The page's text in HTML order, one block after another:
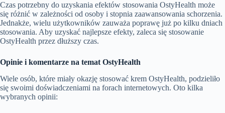
Czas potrzebny do uzyskania efektów stosowania OstyHealth może
się różnić w zależności od osoby i stopnia zaawansowania schorzenia.
Jednakże, wielu użytkowników zauważa poprawę już po kilku dniach
stosowania. Aby uzyskać najlepsze efekty, zaleca się stosowanie
OstyHealth przez dłuższy czas.
Opinie i komentarze na temat OstyHealth
Wiele osób, które miały okazję stosować krem OstyHealth, podzieliło
się swoimi doświadczeniami na forach internetowych. Oto kilka
wybranych opinii: